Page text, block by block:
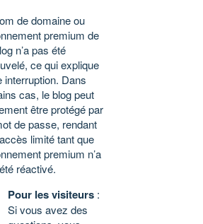
de domaine ou
premium de
n’a pas été
ce qui explique
interruption. Dans
cas, le blog peut
être protégé par
de passe, rendant
limité tant que
premium n’a
réactivé.
Pour les visiteurs :
Si vous avez des